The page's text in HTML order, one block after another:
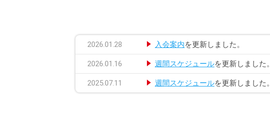
2026.01.28 入会案内を更新しました。
2026.01.16 週間スケジュールを更新しました。
2025.07.11 週間スケジュールを更新しました。